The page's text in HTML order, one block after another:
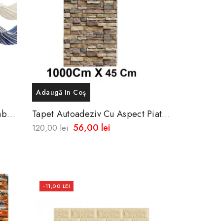
Adaugă In Coș
Tapet Autoadeziv Cu Aspect Piatra
Naturala 10 Metri X45 Cm -
Rezistent La...
120,00 lei 56,00 lei
-11,00 LEI